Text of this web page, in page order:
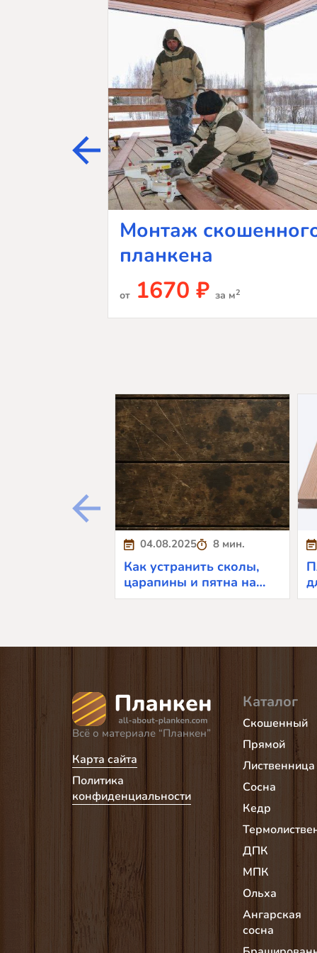
Монтаж
планкена
от 1670 ₽ за м2
04.08.2025 8 мин.
Как устранить сколы,
царапины и пятна на
планкене
Всё о материале “Планкен”
Карта сайта
Политика
конфиденциальности
Каталог
Скошенный
Прямой
Лиственница
Сосна
Кедр
ДПК
МПК
Ольха
Ангарская
сосна